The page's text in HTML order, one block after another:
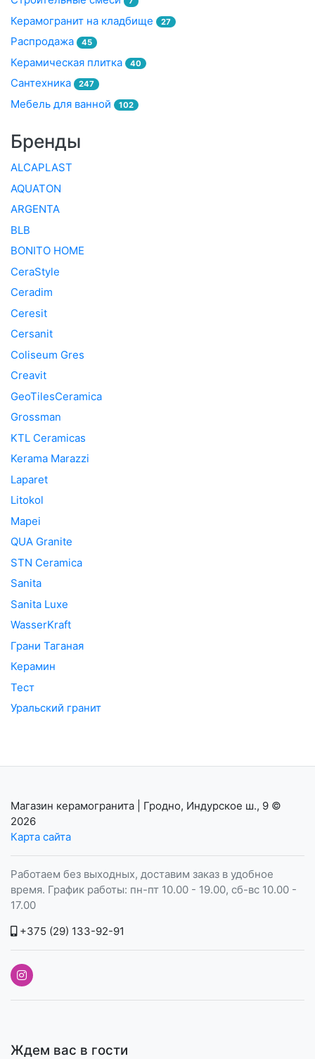
Керамогранит на кладбище 27
Распродажа 45
Керамическая плитка 40
Сантехника 247
Мебель для ванной 102
Бренды
ALCAPLAST
AQUATON
ARGENTA
BLB
BONITO HOME
CeraStyle
Ceradim
Ceresit
Cersanit
Coliseum Gres
Creavit
GeoTilesCeramica
Grossman
KTL Ceramicas
Kerama Marazzi
Laparet
Litokol
Mapei
QUA Granite
STN Ceramica
Sanita
Sanita Luxe
WasserKraft
Грани Таганая
Керамин
Тест
Уральский гранит
Магазин керамогранита | Гродно, Индурское ш., 9 ©
2026
Карта сайта
Работаем без выходных, доставим заказ в удобное
время. График работы: пн-пт 10.00 - 19.00, сб-вс 10.00 -
17.00
+375 (29) 133-92-91
Ждем вас в гости